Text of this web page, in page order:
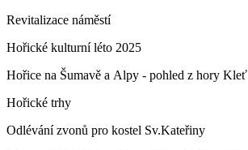
Revitalizace náměstí
Hořické kulturní léto 2025
Hořice na Šumavě a Alpy - pohled z hory Kleť
Hořické trhy
Odlévání zvonů pro kostel Sv.Kateřiny